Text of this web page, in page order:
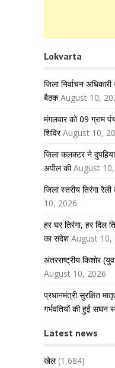
Lokvarta
जिला निर्वाचन
बैठक August 10,
मंगलवार को 09 ग्राम
शिविर August 10,
जिला कलक्टर ने
अपील की August
जिला स्तरीय तिरंगा
10, 2026
हर घर तिरंगा, हर दिल
का संदेश August 10,
अंतरराष्ट्रीय किशोर
August 10, 2026
प्रधानमंत्री सुरक्षित
गर्भवतियों की हुई सघन
Latest news
खेल(1,684)